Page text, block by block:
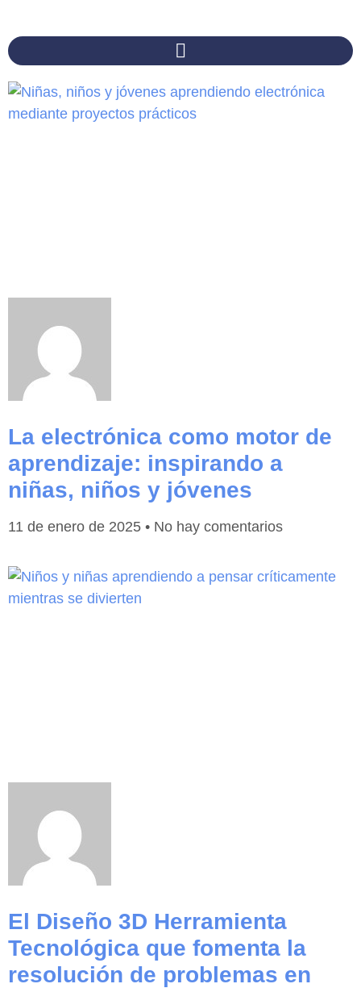
La electrónica como motor de
aprendizaje: inspirando a
niñas, niños y jóvenes
11 de enero de 2025 No hay comentarios
El Diseño 3D Herramienta
Tecnológica que fomenta la
resolución de problemas en